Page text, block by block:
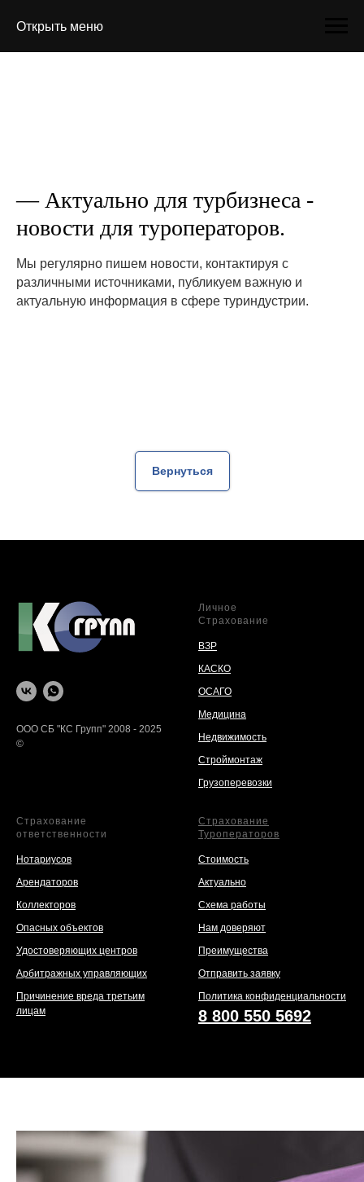
Открыть меню
— Актуально для турбизнеса -
новости для туроператоров.
Мы регулярно пишем новости, контактируя с
различными источниками, публикуем важную и
актуальную информация в сфере туриндустрии.
Вернуться
ООО СБ "КС Групп" 2008 - 2025
©
Личное
Страхование
ВЗР
КАСКО
ОСАГО
Медицина
Недвижимость
Строймонтаж
Грузоперевозки
Страхование
ответственности
Нотариусов
Арендаторов
Коллекторов
Опасных объектов
Удостоверяющих центров
Арбитражных управляющих
Причинение вреда третьим
лицам
Страхование
Туроператоров
Стоимость
Актуально
Схема работы
Нам доверяют
Преимущества
Отправить заявку
Политика конфиденциальности
8 800 550 5692